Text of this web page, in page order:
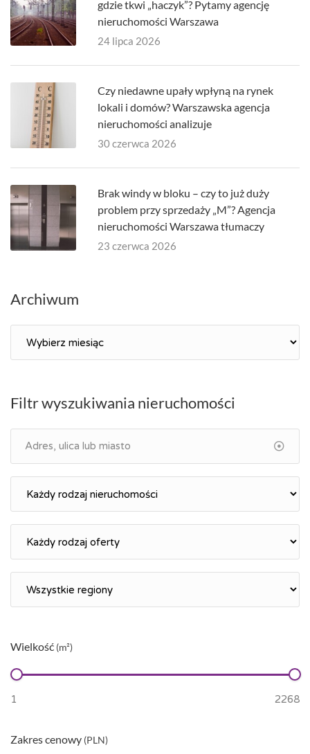
gdzie tkwi „haczyk”? Pytamy agencję
nieruchomości Warszawa
24 lipca 2026
Czy niedawne upały wpłyną na rynek
lokali i domów? Warszawska agencja
nieruchomości analizuje
30 czerwca 2026
Brak windy w bloku – czy to już duży
problem przy sprzedaży „M”? Agencja
nieruchomości Warszawa tłumaczy
23 czerwca 2026
Archiwum
Filtr wyszukiwania nieruchomości
Wielkość (m²)
Zakres cenowy (PLN)